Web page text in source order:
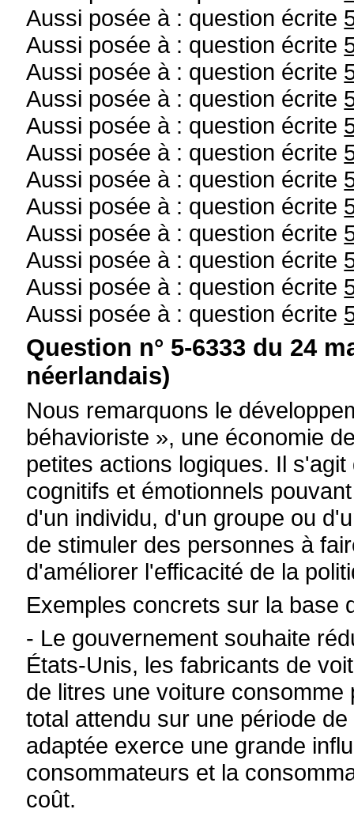
Aussi posée à : question écrite
Aussi posée à : question écrite
Aussi posée à : question écrite
Aussi posée à : question écrite
Aussi posée à : question écrite
Aussi posée à : question écrite
Aussi posée à : question écrite
Aussi posée à : question écrite
Aussi posée à : question écrite
Aussi posée à : question écrite
Aussi posée à : question écrite
Aussi posée à : question écrite
Question n° 5-6333 du 24
néerlandais)
Nous remarquons le
béhavioriste », une économie
petites actions logiques. Il
cognitifs et émotionnels
d'un individu, d'un groupe ou
de stimuler des personnes à
d'améliorer l'efficacité de la
Exemples concrets sur la base
- Le gouvernement souhaite
États-Unis, les fabricants de
de litres une voiture
total attendu sur une période
adaptée exerce une grande
consommateurs et la
coût.